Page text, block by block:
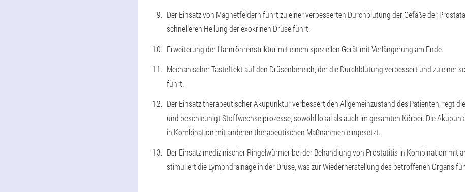
Der Einsatz von Magnetfeldern führt zu einer verbesserten Durchblutung der Gefäße der
schnelleren Heilung der exokrinen Drüse führt.
Erweiterung der Harnröhrenstriktur mit einem speziellen Gerät mit Verlängerung am Ende.
Mechanischer Tasteffekt auf den Drüsenbereich, der die Durchblutung verbessert und zu einer
führt.
Der Einsatz therapeutischer Akupunktur verbessert den Allgemeinzustand des Patienten, regt
und beschleunigt Stoffwechselprozesse, sowohl lokal als auch im gesamten Körper. Die
in Kombination mit anderen therapeutischen Maßnahmen eingesetzt.
Der Einsatz medizinischer Ringelwürmer bei der Behandlung von Prostatitis in Kombination mit
stimuliert die Lymphdrainage in der Drüse, was zur Wiederherstellung des betroffenen Organs